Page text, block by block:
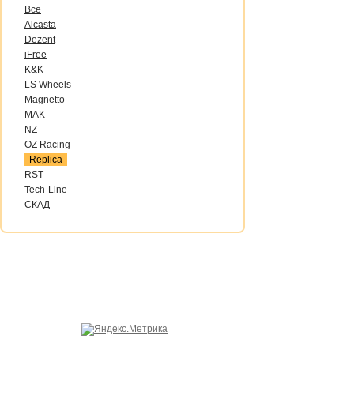
Все
Alcasta
Dezent
iFree
K&K
LS Wheels
Magnetto
MAK
NZ
OZ Raсing
Replica
RST
Tech-Line
СКАД